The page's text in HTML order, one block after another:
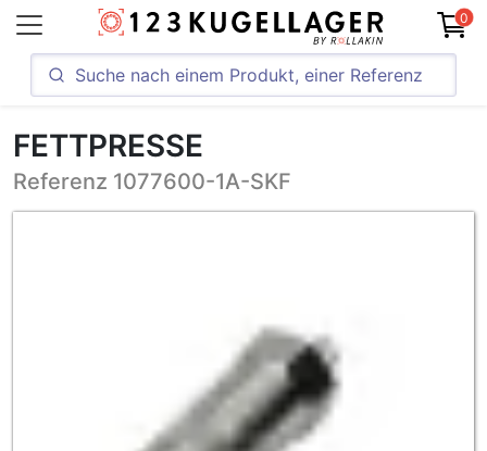
0
FETTPRESSE
Referenz 1077600-1A-SKF